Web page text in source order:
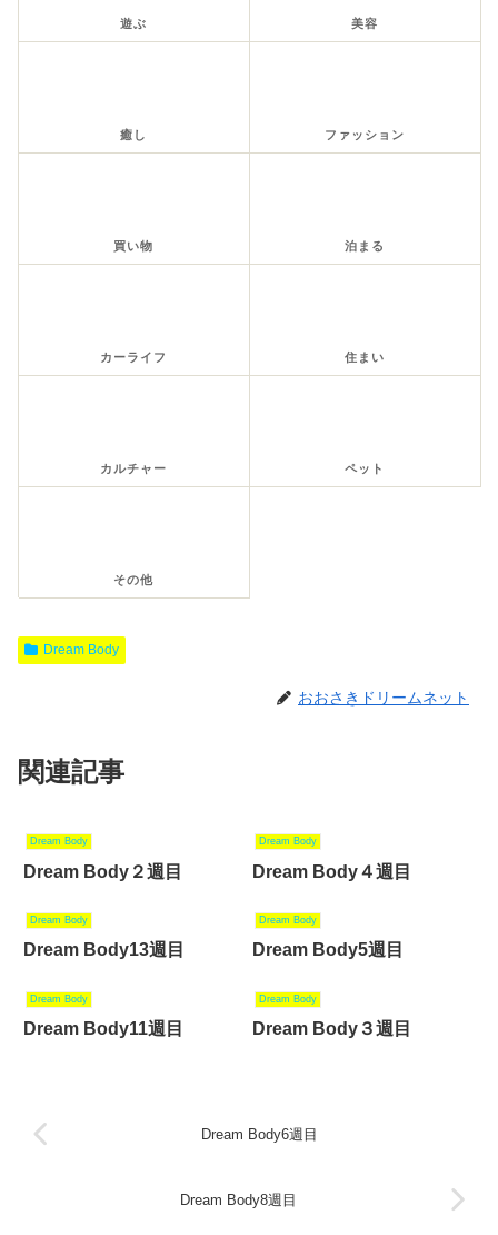
遊ぶ 美容
癒し ファッション
買い物 泊まる
カーライフ 住まい
カルチャー ペット
その他
Dream Body
おおさきドリームネット
関連記事
Dream Body
Dream Body２週目
Dream Body
Dream Body４週目
Dream Body
Dream Body13週目
Dream Body
Dream Body5週目
Dream Body
Dream Body11週目
Dream Body
Dream Body３週目
Dream Body6週目
Dream Body8週目